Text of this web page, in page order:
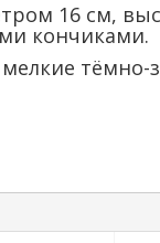
16 см,
кончиками.
тёмно-